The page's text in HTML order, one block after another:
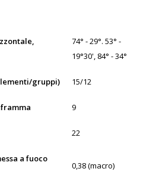
74° - 29°. 53° -
19°30', 84° - 34°
gruppi) 15/12
9
22
a fuoco
0,38 (macro)